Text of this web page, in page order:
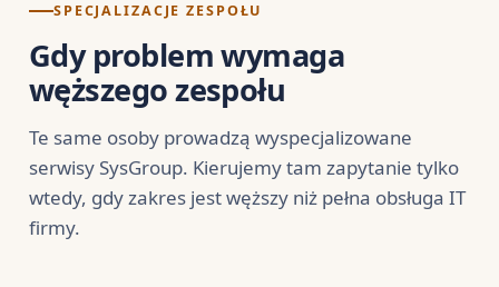
SPECJALIZACJE ZESPOŁU
Gdy problem wymaga
węższego zespołu
Te same osoby prowadzą wyspecjalizowane
serwisy SysGroup. Kierujemy tam zapytanie tylko
wtedy, gdy zakres jest węższy niż pełna obsługa IT
firmy.